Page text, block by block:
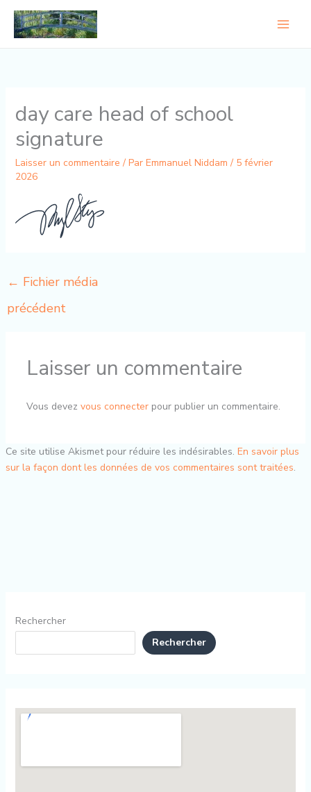
Aller
contenu
day care head of school
signature
Laisser un commentaire / Par Emmanuel Niddam / 5 février
2026
← Fichier média
précédent
Laisser un commentaire
Vous devez vous connecterpour publier un commentaire.
Ce site utilise Akismet pour réduire les indésirables. En savoir plus
sur la façon dont les données de vos commentaires sont traitées.
Rechercher
Rechercher